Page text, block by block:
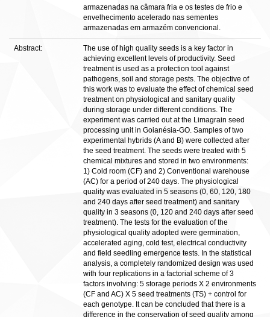
armazenadas na câmara fria e os testes de frio e
envelhecimento acelerado nas sementes
armazenadas em armazém convencional.
Abstract:
The use of high quality seeds is a key factor in
achieving excellent levels of productivity. Seed
treatment is used as a protection tool against
pathogens, soil and storage pests. The objective of
this work was to evaluate the effect of chemical seed
treatment on physiological and sanitary quality
during storage under different conditions. The
experiment was carried out at the Limagrain seed
processing unit in Goianésia-GO. Samples of two
experimental hybrids (A and B) were collected after
the seed treatment. The seeds were treated with 5
chemical mixtures and stored in two environments:
1) Cold room (CF) and 2) Conventional warehouse
(AC) for a period of 240 days. The physiological
quality was evaluated in 5 seasons (0, 60, 120, 180
and 240 days after seed treatment) and sanitary
quality in 3 seasons (0, 120 and 240 days after seed
treatment). The tests for the evaluation of the
physiological quality adopted were germination,
accelerated aging, cold test, electrical conductivity
and field seedling emergence tests. In the statistical
analysis, a completely randomized design was used
with four replications in a factorial scheme of 3
factors involving: 5 storage periods X 2 environments
(CF and AC) X 5 seed treatments (TS) + control for
each genotype. It can be concluded that there is a
difference in the conservation of seed quality among